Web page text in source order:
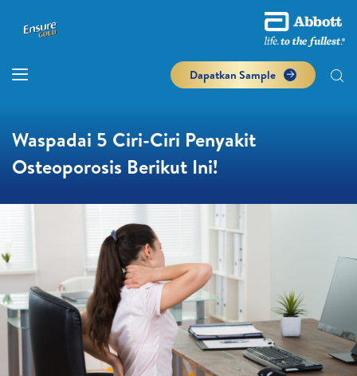
Dapatkan Sample
Waspadai 5 Ciri-Ciri Penyakit
Osteoporosis Berikut Ini!